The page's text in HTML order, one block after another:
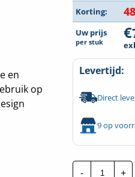
en
op
Korting:
Uw prijs
per stuk €
Levertijd:
Direct
9 op
-
Busch-
+